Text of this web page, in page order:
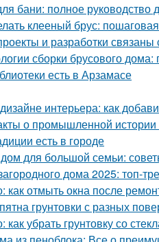
бани: полное
клееный брус:
и разработки связаны
сборки брусового
есть в Арзамасе
интерьера: как
о промышленной
есть в городе
дом для большой семьи:
дома 2025: топ-
как отмыть окна после
грунтовки с разных
убрать грунтовку со